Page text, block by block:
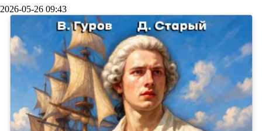
2026-05-26 09:43